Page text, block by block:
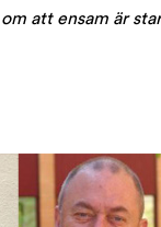
att ensam är